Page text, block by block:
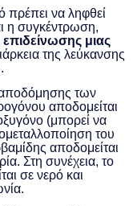
πρέπει να ληφθεί
η συγκέντρωση,
μιας
της λεύκανσης
αποδόμησης των
αποδομείται
(μπορεί να
του
αποδομείται
Στη συνέχεια, το
σε νερό και